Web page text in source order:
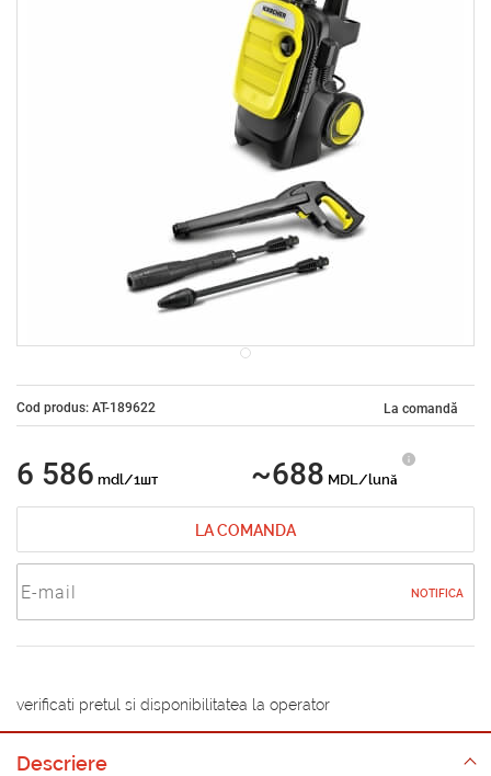
Cod produs: AT-189622 La comandă
6 586 mdl/1шт ~688 MDL/lună
LA COMANDA
NOTIFICA
verificati pretul si disponibilitatea la operator
Descriere